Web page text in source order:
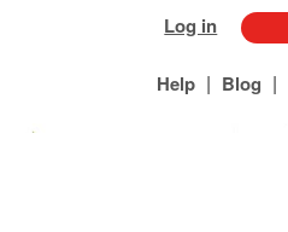
Log in
Help | Blog |